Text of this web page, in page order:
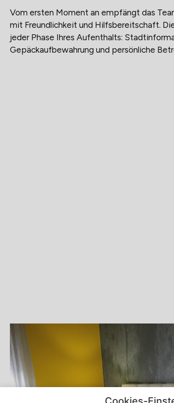
Vom ersten Moment an empfängt das
mit Freundlichkeit und Hilfsbereitschaft.
jeder Phase Ihres Aufenthalts:
Gepäckaufbewahrung und persönliche